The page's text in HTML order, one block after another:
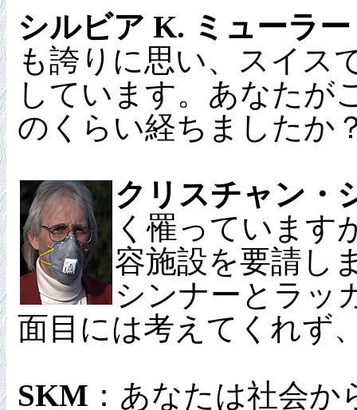
シルビア K. ミューラ
も誇りに思い、スイス
しています。あなたが
のくらい経ちました
クリスチャン・
く罹っています
容施設を要請し
シンナーとラッ
面目には考えてくれず
SKM ：あなたは社会